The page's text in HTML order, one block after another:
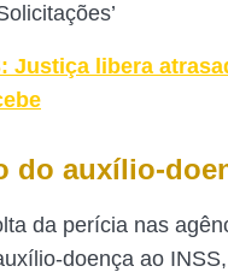
Justiça libera
do auxílio-
da perícia nas
doença ao